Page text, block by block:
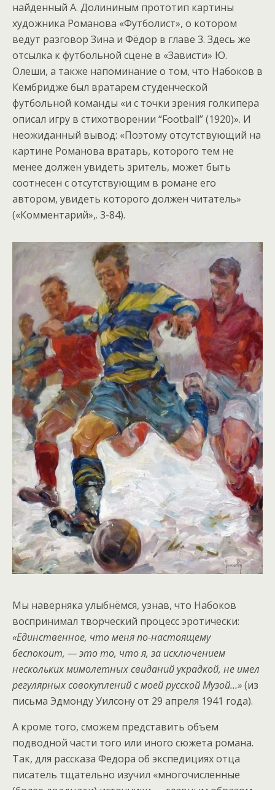
найденный А. Долининым прототип картины
художника Романова «Футболист», о котором
ведут разговор Зина и Фёдор в главе 3. Здесь же
отсылка к футбольной сцене в «Зависти» Ю.
Олеши, а также напоминание о том, что Набоков в
Кембридже был вратарем студенческой
футбольной команды «и с точки зрения голкипера
описал игру в стихотворении “Football” (1920)». И
неожиданный вывод: «Поэтому отсутствующий на
картине Романова вратарь, которого тем не
менее должен увидеть зритель, может быть
соотнесен с отсутствующим в романе его
автором, увидеть которого должен читатель»
(«Комментарий»,. 3-84).
Мы наверняка улыбнёмся, узнав, что Набоков
воспринимал творческий процесс эротически:
«Единственное, что меня по-настоящему
беспокоит, — это то, что я, за исключением
нескольких мимолетных свиданий украдкой, не имел
регулярных совокуплений с моей русской Музой…»(из
письма Эдмонду Уилсону от 29 апреля 1941 года).
А кроме того, сможем представить объем
подводной части того или иного сюжета романа.
Так, для рассказа Федора об экспедициях отца
писатель тщательно изучил «многочисленные